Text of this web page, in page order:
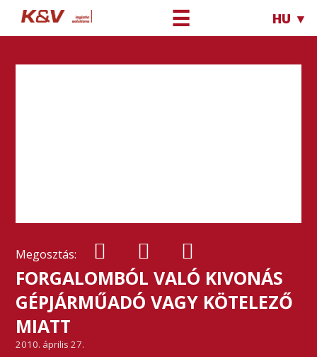
☰ HU ▼
Megosztás:
FORGALOMBÓL VALÓ KIVONÁS
GÉPJÁRMŰADÓ VAGY KÖTELEZŐ
MIATT
2010. április 27.